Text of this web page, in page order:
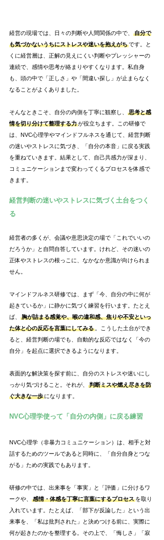
経営の現場では、日々の判断や人間関係の中で、
自分で
も気づかないうちにストレスや迷いを抱えがちです。と
くに経営層は、正解の見えにくい判断やプレッシャーの
連続で、感情や思考が絡まりやすくなります。私自身
も、頭の中で「正しさ」や「間違い探し」が止まらなく
なることがよくありました。
そんなときこそ、自分の内側を丁寧に観察し、
思考と感
情を切り分けて整理する力が役立ちます。この研修で
は、NVC心理学やマインドフルネスを通じて、経営判断
の迷いやストレスに気づき、「自分の本音」に戻る実践
を重ねていきます。結果として、自己共感力が深まり、
コミュニケーションまで変わってくるプロセスを体感で
きます。
経営判断の迷いやストレスに気づく土台をつく
る
経営者の多くが、会議や意思決定の場で「これでいいの
だろうか」と自問自答しています。けれど、その迷いの
正体やストレスの根っこに、なかなか意識が向けられま
せん。
マインドフルネス研修では、まず「今、自分の中に何が
起きているか」に静かに気づく練習を行います。たとえ
ば、
胸が詰まる感覚や、喉の違和感、焦りや不安といっ
た体と心の反応を言葉にしてみる 。こうした土台ができ
ると、経営判断の場でも、自動的な反応ではなく「今の
自分」を起点に選択できるようになります。
表面的な解決策を探す前に、自分のストレスや迷いにし
っかり気づけること。それが、
判断ミスや燃え尽きを防
ぐ大きな一歩 になります。
NVC心理学使って「自分の内側」に戻る練習
NVC心理学（非暴力コミュニケーション）は、相手と対
話するためのツールであると同時に、「自分自身とつな
がる」ための実践でもあります。
研修の中では、出来事を「事実」と「評価」に分けるワ
ークや、
感情・体感を丁寧に言葉にするプロセス を取り
入れています。たとえば、「部下が反論した」という出
来事を、「私は批判された」と決めつける前に、実際に
何が起きたのかを整理する。その上で、「悔しさ」「寂